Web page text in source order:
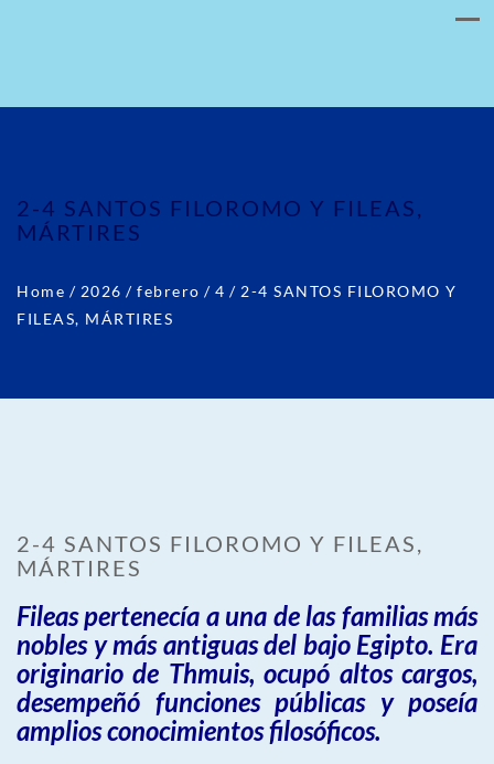
2-4 SANTOS FILOROMO Y FILEAS,
MÁRTIRES
Home / 2026 / febrero / 4 / 2-4 SANTOS FILOROMO Y
FILEAS, MÁRTIRES
2-4 SANTOS FILOROMO Y FILEAS,
MÁRTIRES
Fileas pertenecía a una de las familias más
nobles y más antiguas del bajo Egipto. Era
originario de Thmuis, ocupó altos cargos,
desempeñó funciones públicas y poseía
amplios conocimientos filosóficos.